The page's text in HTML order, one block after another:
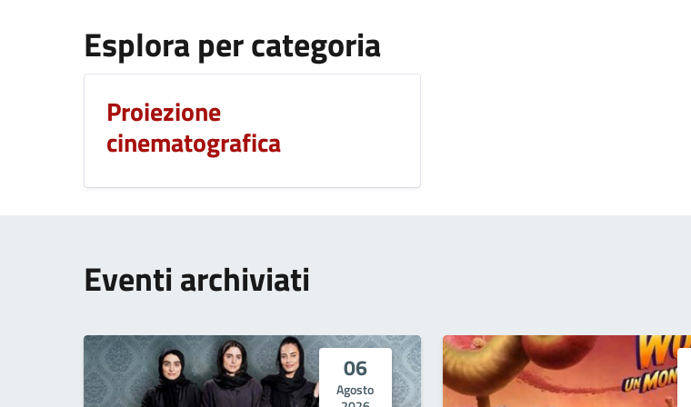
Esplora per categoria
Proiezione
cinematografica
Eventi archiviati
06
Agosto